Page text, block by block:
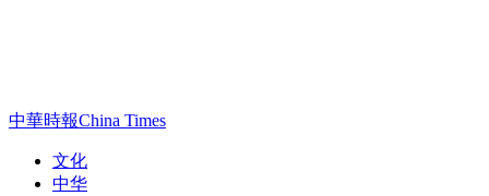
中華時報China Times
文化
中华